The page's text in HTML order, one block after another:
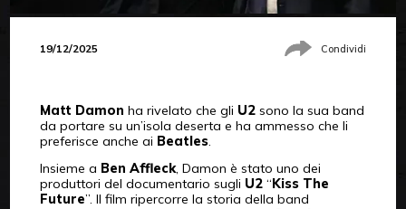
19/12/2025 Condividi
Matt Damon ha rivelato che gli U2sono la sua band
da portare su un’isola deserta e ha ammesso che li
preferisce anche ai Beatles.
Insieme a Ben Affleck, Damon è stato uno dei
produttori del documentario sugli U2“ Kiss The
Future”. Il film ripercorre la storia della band